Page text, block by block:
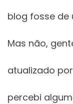
blog fosse de
Mas não,
atualizado
percebi